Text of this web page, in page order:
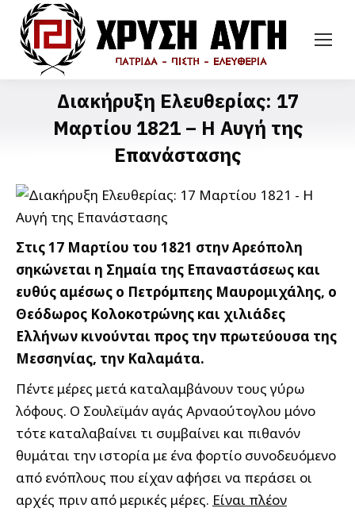
Διακήρυξη Ελευθερίας: 17
Μαρτίου 1821 – Η Αυγή της
Επανάστασης
Στις 17 Μαρτίου του 1821 στην Αρεόπολη
σηκώνεται η Σημαία της Επαναστάσεως και
ευθύς αμέσως ο Πετρόμπεης Μαυρομιχάλης, ο
Θεόδωρος Κολοκοτρώνης και χιλιάδες
Ελλήνων κινούνται προς την πρωτεύουσα της
Μεσσηνίας, την Καλαμάτα.
Πέντε μέρες μετά καταλαμβάνουν τους γύρω
λόφους. Ο Σουλεϊμάν αγάς Αρναούτογλου μόνο
τότε καταλαβαίνει τι συμβαίνει και πιθανόν
θυμάται την ιστορία με ένα φορτίο συνοδευόμενο
από ενόπλους που είχαν αφήσει να περάσει οι
αρχές πριν από μερικές μέρες. Είναι πλέον